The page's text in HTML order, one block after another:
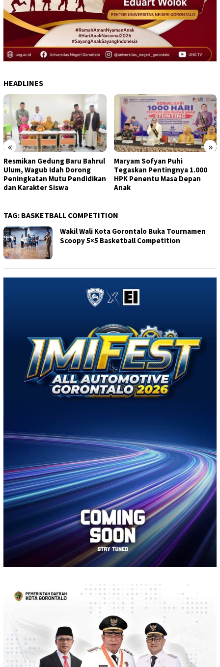
HEADLINES
« »
Resmikan Gedung Baru Bahrul
Ulum, Wagub Idah Dorong
Peningkatan Mutu Pendidikan
dan Karakter Siswa
Maryam Sofyan Puhi
Tegaskan Pentingnya 1.000
HPK Penentu Masa Depan
Anak
TAG: BASKETBALL COMPETITION
Wakil Wali Kota Gorontalo Buka Tournamen
Scoopy 5×5 Basketball Competition